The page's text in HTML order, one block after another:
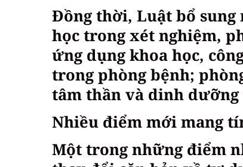
Đồng thời, Luật bổ
học trong xét nghiệm,
ứng dụng khoa học,
trong phòng bệnh;
tâm thần và dinh
Nhiều điểm mới mang
Một trong những điểm